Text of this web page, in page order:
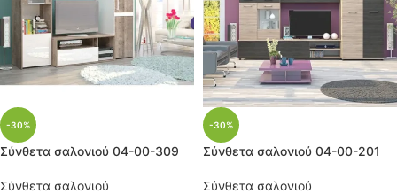
-30%
Σύνθετα σαλονιού 04-00-309
Σύνθετα σαλονιού
-30%
Σύνθετα σαλονιού 04-00-201
Σύνθετα σαλονιού